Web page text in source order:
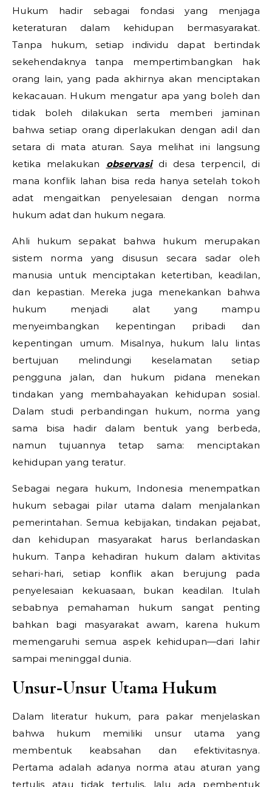
Hukum hadir sebagai fondasi yang menjaga
keteraturan dalam kehidupan bermasyarakat.
Tanpa hukum, setiap individu dapat bertindak
sekehendaknya tanpa mempertimbangkan hak
orang lain, yang pada akhirnya akan menciptakan
kekacauan. Hukum mengatur apa yang boleh dan
tidak boleh dilakukan serta memberi jaminan
bahwa setiap orang diperlakukan dengan adil dan
setara di mata aturan. Saya melihat ini langsung
ketika melakukan observasidi desa terpencil, di
mana konflik lahan bisa reda hanya setelah tokoh
adat mengaitkan penyelesaian dengan norma
hukum adat dan hukum negara.
Ahli hukum sepakat bahwa hukum merupakan
sistem norma yang disusun secara sadar oleh
manusia untuk menciptakan ketertiban, keadilan,
dan kepastian. Mereka juga menekankan bahwa
hukum menjadi alat yang mampu
menyeimbangkan kepentingan pribadi dan
kepentingan umum. Misalnya, hukum lalu lintas
bertujuan melindungi keselamatan setiap
pengguna jalan, dan hukum pidana menekan
tindakan yang membahayakan kehidupan sosial.
Dalam studi perbandingan hukum, norma yang
sama bisa hadir dalam bentuk yang berbeda,
namun tujuannya tetap sama: menciptakan
kehidupan yang teratur.
Sebagai negara hukum, Indonesia menempatkan
hukum sebagai pilar utama dalam menjalankan
pemerintahan. Semua kebijakan, tindakan pejabat,
dan kehidupan masyarakat harus berlandaskan
hukum. Tanpa kehadiran hukum dalam aktivitas
sehari-hari, setiap konflik akan berujung pada
penyelesaian kekuasaan, bukan keadilan. Itulah
sebabnya pemahaman hukum sangat penting
bahkan bagi masyarakat awam, karena hukum
memengaruhi semua aspek kehidupan—dari lahir
sampai meninggal dunia.
Unsur‑Unsur Utama Hukum
Dalam literatur hukum, para pakar menjelaskan
bahwa hukum memiliki unsur utama yang
membentuk keabsahan dan efektivitasnya.
Pertama adalah adanya norma atau aturan yang
tertulis atau tidak tertulis, lalu ada pembentuk